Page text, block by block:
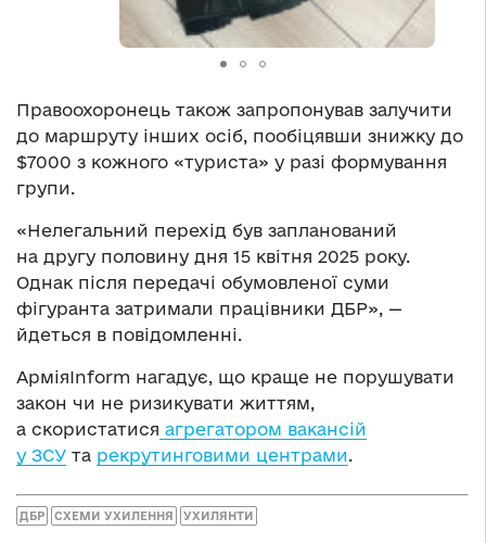
Правоохоронець також запропонував залучити
до маршруту інших осіб, пообіцявши знижку до
$7000 з кожного «туриста» у разі формування
групи.
«Нелегальний перехід був запланований
на другу половину дня 15 квітня 2025 року.
Однак після передачі обумовленої суми
фігуранта затримали працівники ДБР», —
йдеться в повідомленні.
АрміяInform нагадує, що краще не порушувати
закон чи не ризикувати життям,
а скористатися агрегатором вакансій
у ЗСУ та рекрутинговими центрами.
ДБР СХЕМИ УХИЛЕННЯ УХИЛЯНТИ